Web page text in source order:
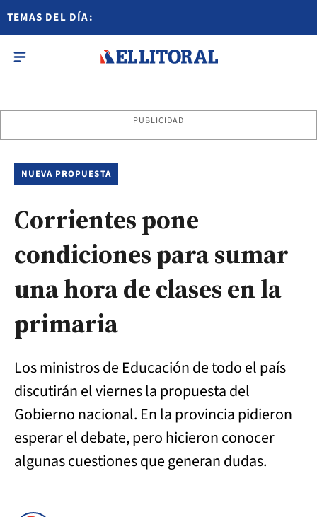
TEMAS DEL DÍA:
PUBLICIDAD
NUEVA PROPUESTA
Corrientes pone
condiciones para sumar
una hora de clases en la
primaria
Los ministros de Educación de todo el país
discutirán el viernes la propuesta del
Gobierno nacional. En la provincia pidieron
esperar el debate, pero hicieron conocer
algunas cuestiones que generan dudas.